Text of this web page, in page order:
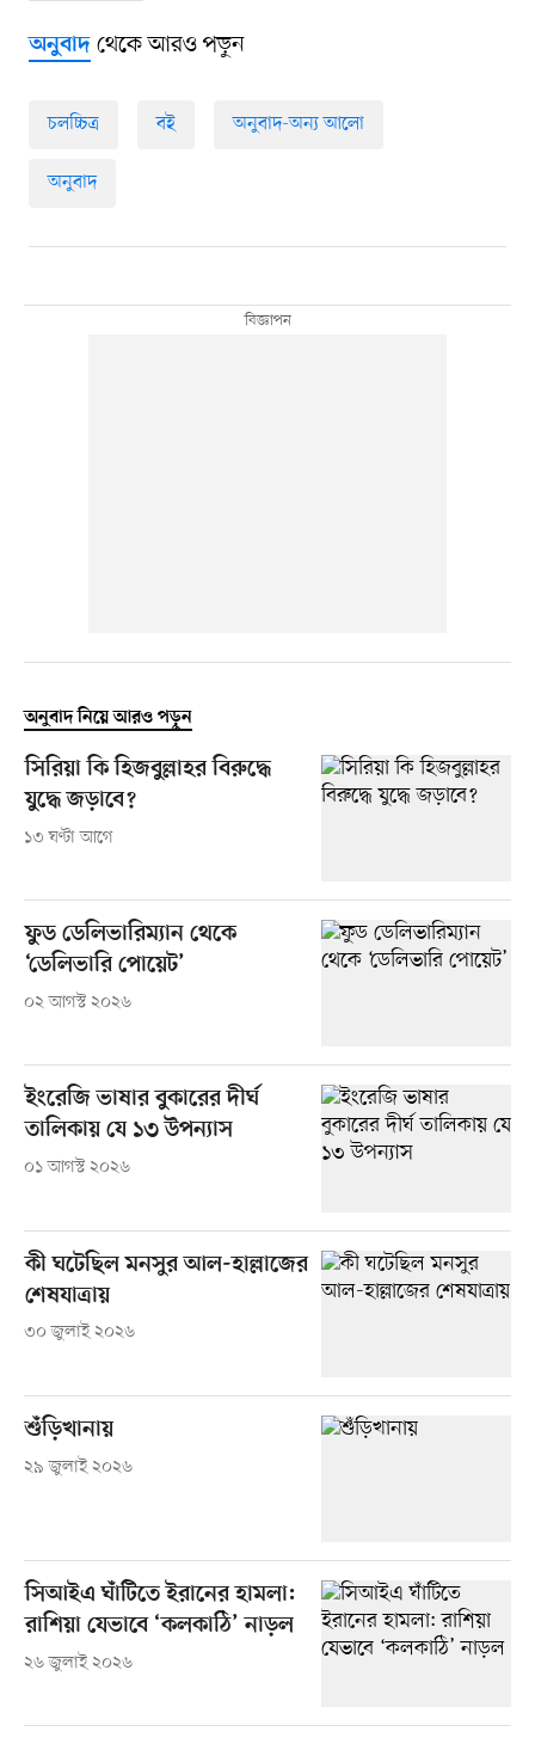
অনুবাদথেকে আরও পড়ুন
চলচ্চিত্র বই অনুবাদ-অন্য আলো
অনুবাদ
অনুবাদ নিয়ে আরও পড়ুন
সিরিয়া কি হিজবুল্লাহর বিরুদ্ধে
যুদ্ধে জড়াবে?
১৩ ঘণ্টা আগে
ফুড ডেলিভারিম্যান থেকে
‘ডেলিভারি পোয়েট’
০২ আগস্ট ২০২৬
ইংরেজি ভাষার বুকারের দীর্ঘ
তালিকায় যে ১৩ উপন্যাস
০১ আগস্ট ২০২৬
কী ঘটেছিল মনসুর আল-হাল্লাজের
শেষযাত্রায়
৩০ জুলাই ২০২৬
শুঁড়িখানায়
২৯ জুলাই ২০২৬
সিআইএ ঘাঁটিতে ইরানের হামলা:
রাশিয়া যেভাবে ‘কলকাঠি’ নাড়ল
২৬ জুলাই ২০২৬